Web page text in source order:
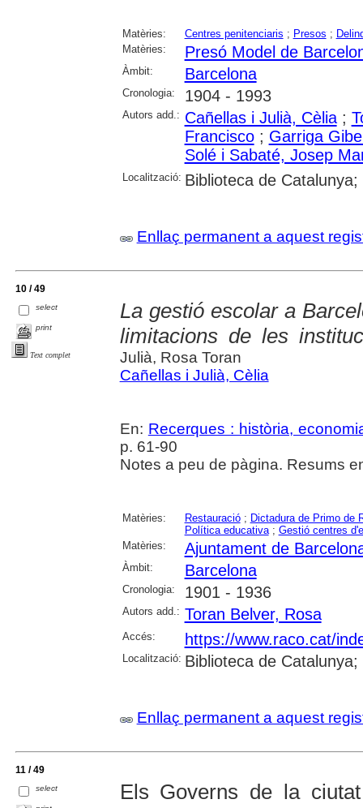
Matèries: Centres penitenciaris ; Presos ;
Matèries:
Presó Model de
Àmbit: Barcelona
Cronologia: 1904 - 1993
Autors add.: Cañellas i Julià, Cèlia;
Francisco; Garriga
Solé i Sabaté, Josep
Localització: Biblioteca de
Enllaç permanent a aquest
10 / 49
select
print
Text complet
La gestió escolar a
limitacions de les
Julià, Rosa Toran
Cañellas i Julià, Cèlia
En: Recerques : història,
p. 61-90
Notes a peu de pàgina. Resums
Matèries: Restauració; Dictadura de Primo de
Política educativa; Gestió centres
Matèries:
Ajuntament de
Àmbit: Barcelona
Cronologia: 1901 - 1936
Autors add.: Toran Belver, Rosa
Accés: https://www.raco.cat/
Localització: Biblioteca de
Enllaç permanent a aquest
11 / 49
select
Els Governs de la